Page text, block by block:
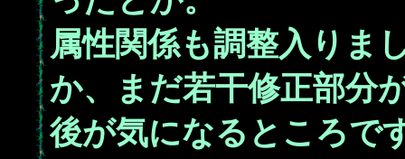
属性関係も調整入りま
か、まだ若干修正部分
後が気になるところで